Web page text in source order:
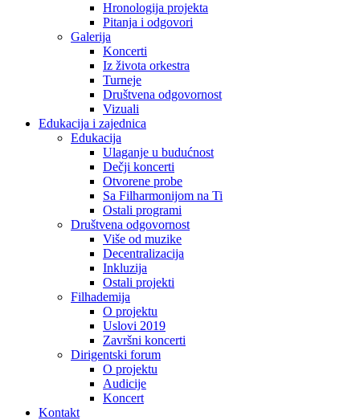
Hronologija projekta
Pitanja i odgovori
Galerija
Koncerti
Iz života orkestra
Turneje
Društvena odgovornost
Vizuali
Edukacija i zajednica
Edukacija
Ulaganje u budućnost
Dečji koncerti
Otvorene probe
Sa Filharmonijom na Ti
Ostali programi
Društvena odgovornost
Više od muzike
Decentralizacija
Inkluzija
Ostali projekti
Filhademija
O projektu
Uslovi 2019
Završni koncerti
Dirigentski forum
O projektu
Audicije
Koncert
Kontakt